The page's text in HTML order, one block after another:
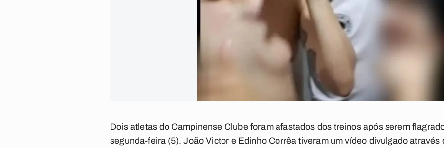
Dois atletas do Campinense Clube foram afastados dos treinos após serem
segunda-feira (5). João Victor e Edinho Corrêa tiveram um vídeo divulgado através